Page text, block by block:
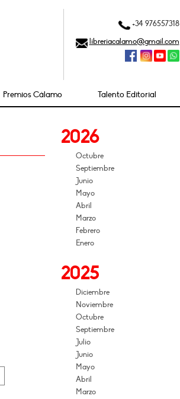
+34 976557318
libreriacalamo@gmail.com
Premios Cálamo Talento Editorial
2026
Octubre
Septiembre
Junio
Mayo
Abril
Marzo
Febrero
Enero
2025
Diciembre
Noviembre
Octubre
Septiembre
Julio
Junio
Mayo
Abril
Marzo